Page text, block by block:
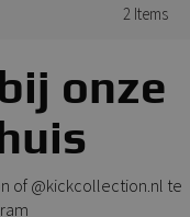
2 Items
onze
of @kickcollection.nl te